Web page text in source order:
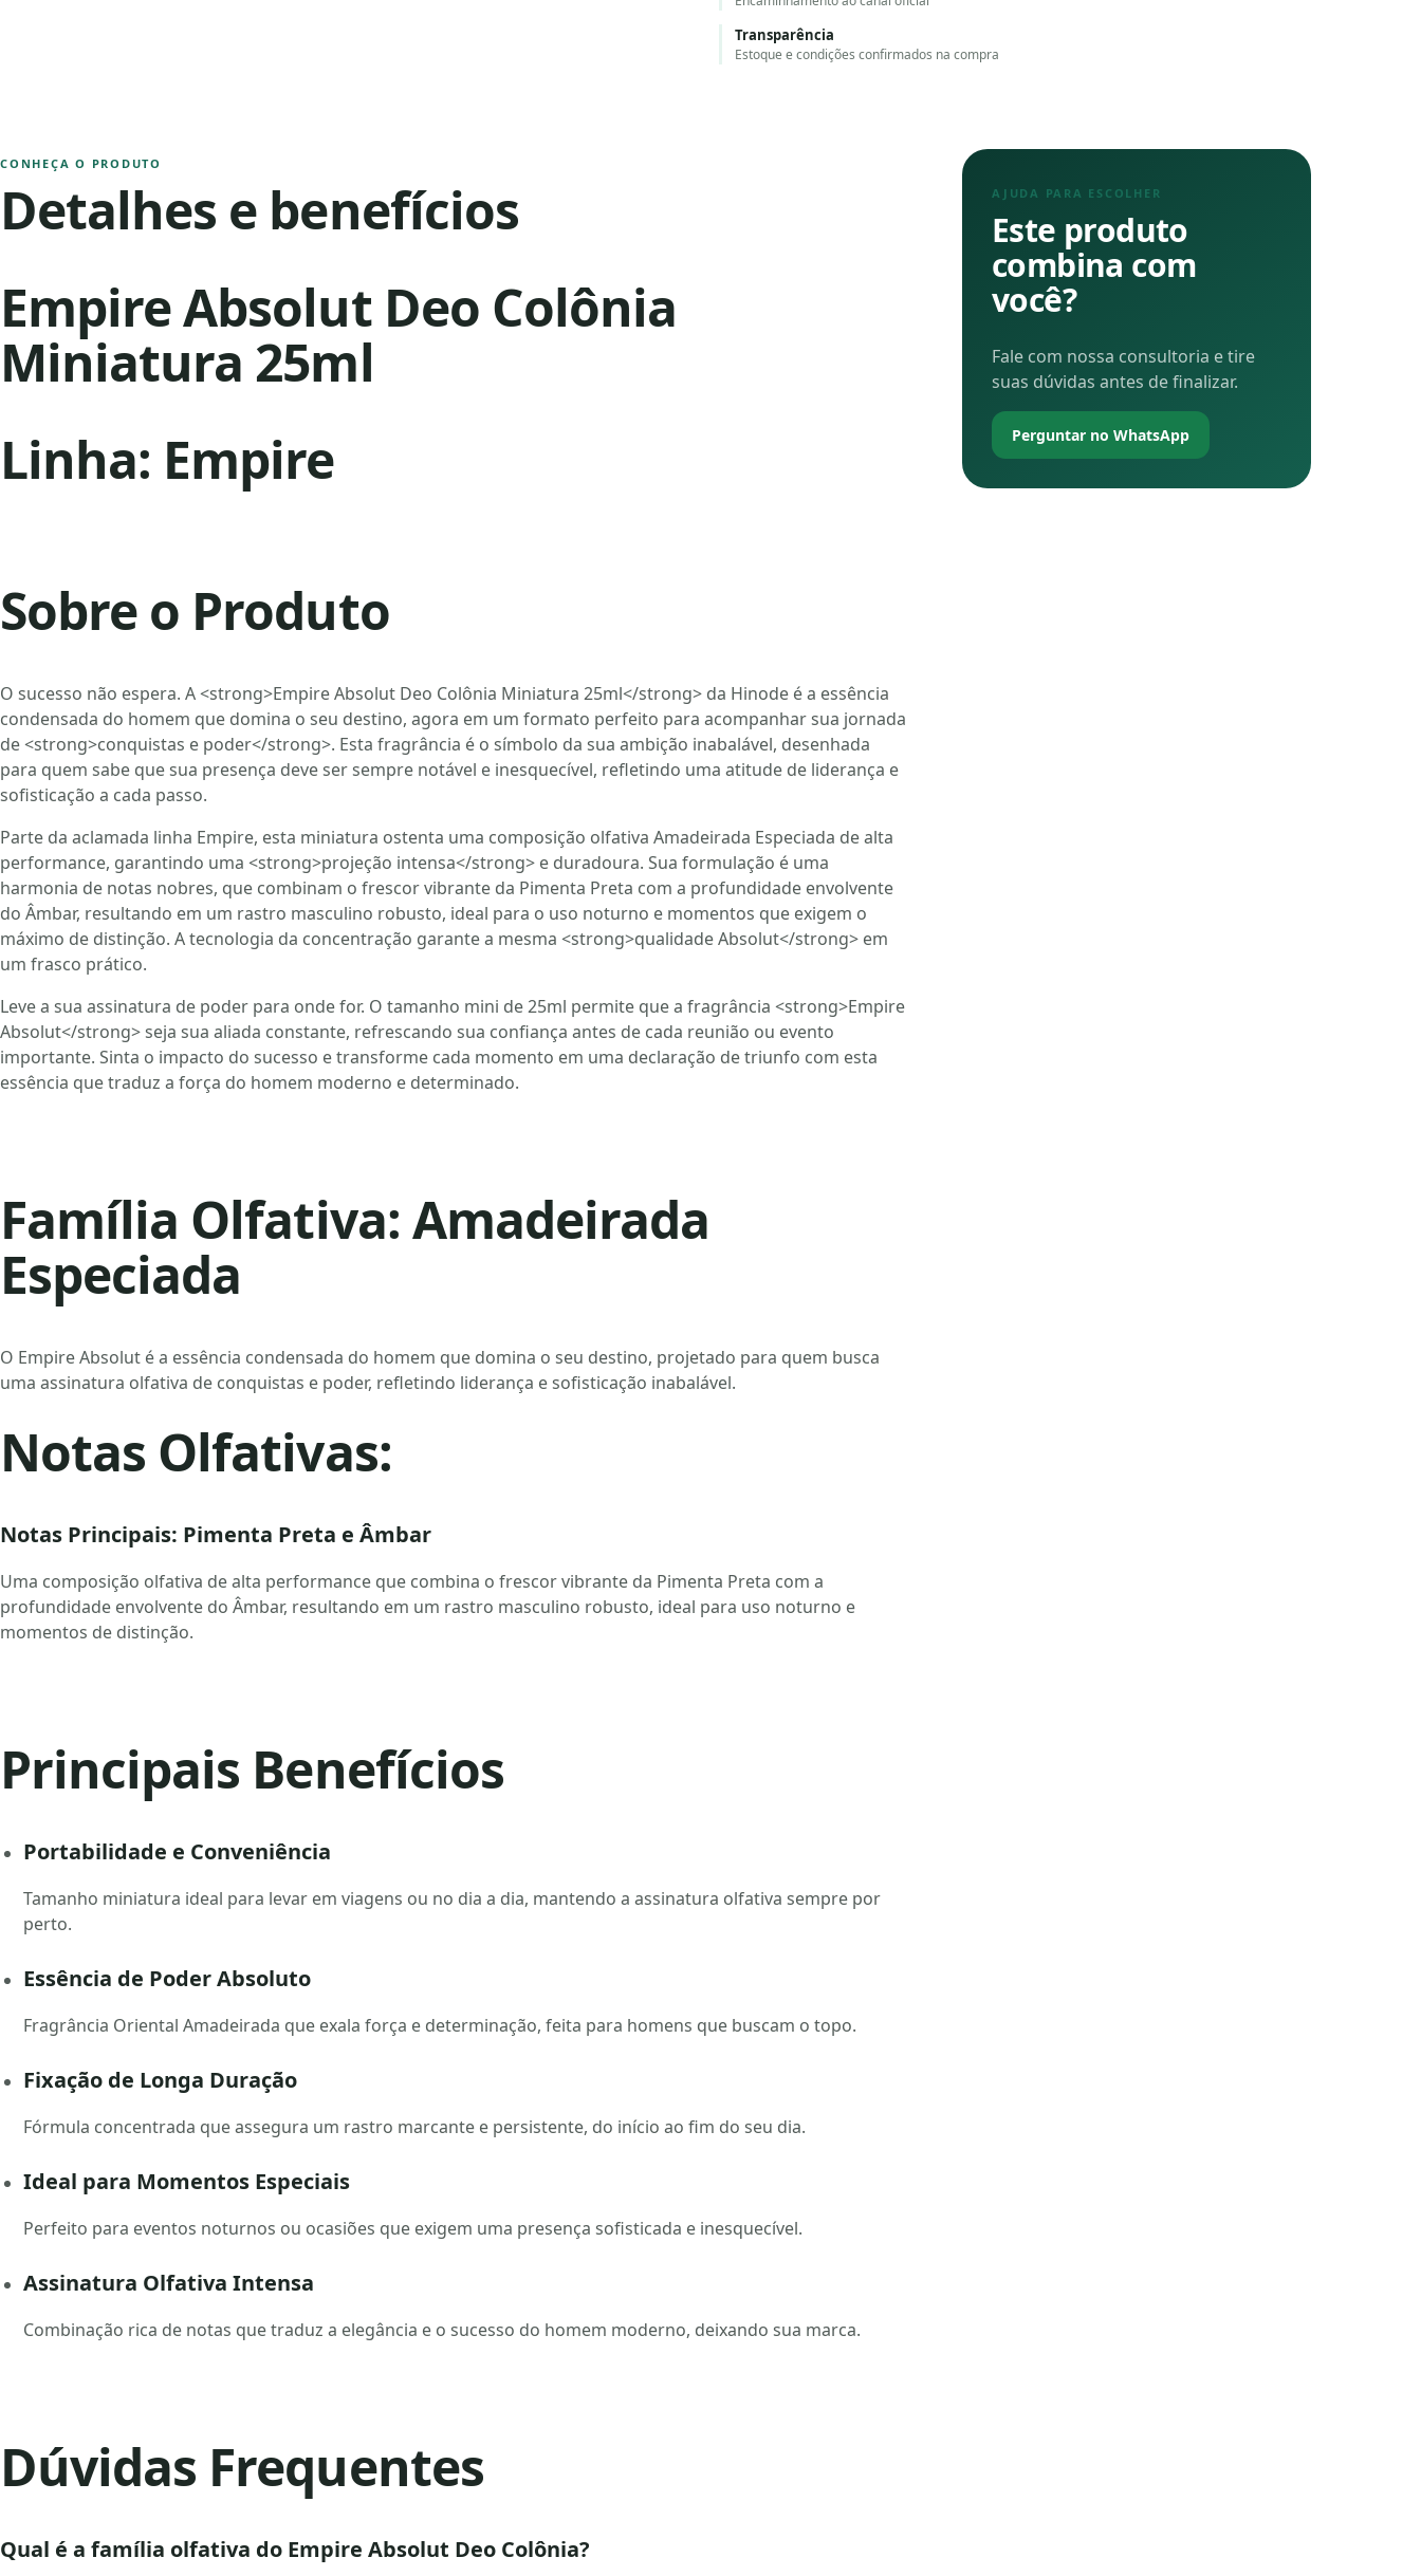
Transparência
Estoque e condições confirmados na compra
CONHEÇA O PRODUTO
Detalhes e benefícios
Empire Absolut Deo Colônia
Miniatura 25ml
Linha: Empire
Sobre o Produto
O sucesso não espera. A <strong>Empire Absolut Deo Colônia Miniatura 25ml</strong> da Hinode é a essência
condensada do homem que domina o seu destino, agora em um formato perfeito para acompanhar sua jornada
de <strong>conquistas e poder</strong>. Esta fragrância é o símbolo da sua ambição inabalável, desenhada
para quem sabe que sua presença deve ser sempre notável e inesquecível, refletindo uma atitude de liderança e
sofisticação a cada passo.
Parte da aclamada linha Empire, esta miniatura ostenta uma composição olfativa Amadeirada Especiada de alta
performance, garantindo uma <strong>projeção intensa</strong> e duradoura. Sua formulação é uma
harmonia de notas nobres, que combinam o frescor vibrante da Pimenta Preta com a profundidade envolvente
do Âmbar, resultando em um rastro masculino robusto, ideal para o uso noturno e momentos que exigem o
máximo de distinção. A tecnologia da concentração garante a mesma <strong>qualidade Absolut</strong> em
um frasco prático.
Leve a sua assinatura de poder para onde for. O tamanho mini de 25ml permite que a fragrância <strong>Empire
Absolut</strong> seja sua aliada constante, refrescando sua confiança antes de cada reunião ou evento
importante. Sinta o impacto do sucesso e transforme cada momento em uma declaração de triunfo com esta
essência que traduz a força do homem moderno e determinado.
Família Olfativa: Amadeirada
Especiada
O Empire Absolut é a essência condensada do homem que domina o seu destino, projetado para quem busca
uma assinatura olfativa de conquistas e poder, refletindo liderança e sofisticação inabalável.
Notas Olfativas:
Notas Principais: Pimenta Preta e Âmbar
Uma composição olfativa de alta performance que combina o frescor vibrante da Pimenta Preta com a
profundidade envolvente do Âmbar, resultando em um rastro masculino robusto, ideal para uso noturno e
momentos de distinção.
Principais Benefícios
Portabilidade e Conveniência
Tamanho miniatura ideal para levar em viagens ou no dia a dia, mantendo a assinatura olfativa sempre por
perto.
Essência de Poder Absoluto
Fragrância Oriental Amadeirada que exala força e determinação, feita para homens que buscam o topo.
Fixação de Longa Duração
Fórmula concentrada que assegura um rastro marcante e persistente, do início ao fim do seu dia.
Ideal para Momentos Especiais
Perfeito para eventos noturnos ou ocasiões que exigem uma presença sofisticada e inesquecível.
Assinatura Olfativa Intensa
Combinação rica de notas que traduz a elegância e o sucesso do homem moderno, deixando sua marca.
Dúvidas Frequentes
Qual é a família olfativa do Empire Absolut Deo Colônia?
AJUDA PARA ESCOLHER
Este produto
combina com
você?
Fale com nossa consultoria e tire
suas dúvidas antes de finalizar.
Perguntar no WhatsApp